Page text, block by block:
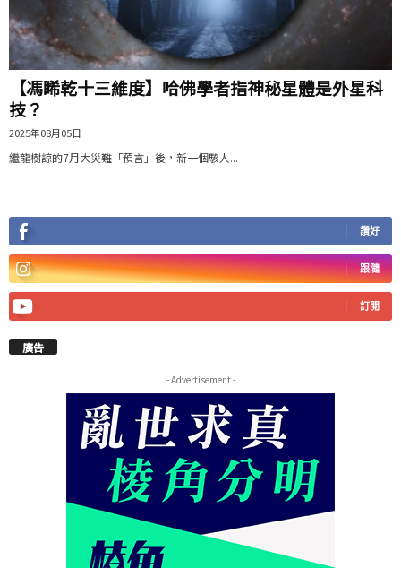
【馮睎乾十三維度】哈佛學者指神秘星體是外星科
技？
2025年08月05日
繼龍樹諒的7月大災難「預言」後，新一個駭人...
讚好
跟隨
訂閱
廣告
- Advertisement -